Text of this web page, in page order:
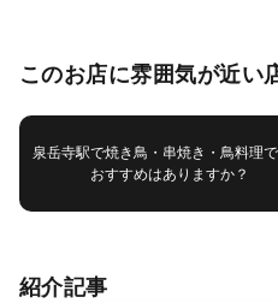
このお店に雰囲気が近い
泉岳寺駅で焼き鳥・串焼き・鳥料理
おすすめはありますか？
紹介記事